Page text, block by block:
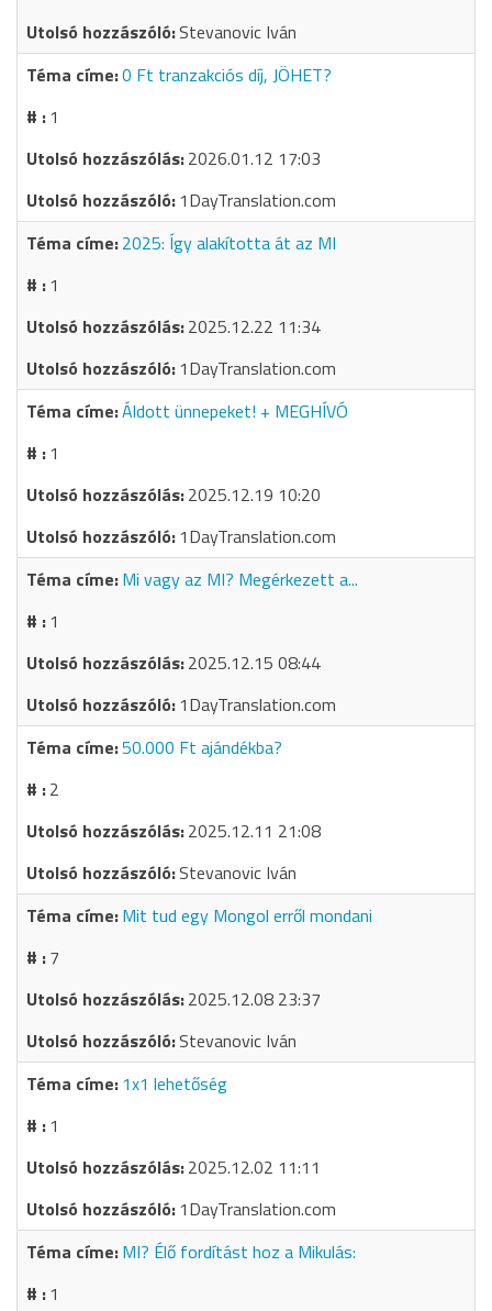
Stevanovic Iván
0 Ft tranzakciós díj, JÖHET?
1
2026.01.12 17:03
1DayTranslation.com
2025: Így alakította át az MI
1
2025.12.22 11:34
1DayTranslation.com
Áldott ünnepeket! + MEGHÍVÓ
1
2025.12.19 10:20
1DayTranslation.com
Mi vagy az MI? Megérkezett a...
1
2025.12.15 08:44
1DayTranslation.com
50.000 Ft ajándékba?
2
2025.12.11 21:08
Stevanovic Iván
Mit tud egy Mongol erről mondani
7
2025.12.08 23:37
Stevanovic Iván
1x1 lehetőség
1
2025.12.02 11:11
1DayTranslation.com
MI? Élő fordítást hoz a Mikulás:
1